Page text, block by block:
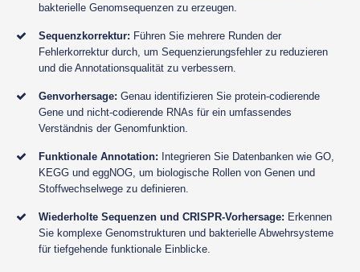
bakterielle Genomsequenzen zu erzeugen.
Sequenzkorrektur: Führen Sie mehrere Runden der
Fehlerkorrektur durch, um Sequenzierungsfehler zu reduzieren
und die Annotationsqualität zu verbessern.
Genvorhersage: Genau identifizieren Sie protein-codierende
Gene und nicht-codierende RNAs für ein umfassendes
Verständnis der Genomfunktion.
Funktionale Annotation: Integrieren Sie Datenbanken wie GO,
KEGG und eggNOG, um biologische Rollen von Genen und
Stoffwechselwege zu definieren.
Wiederholte Sequenzen und CRISPR-Vorhersage: Erkennen
Sie komplexe Genomstrukturen und bakterielle Abwehrsysteme
für tiefgehende funktionale Einblicke.